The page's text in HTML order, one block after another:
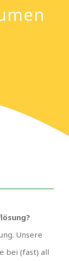
Unsere
bei (fast) all